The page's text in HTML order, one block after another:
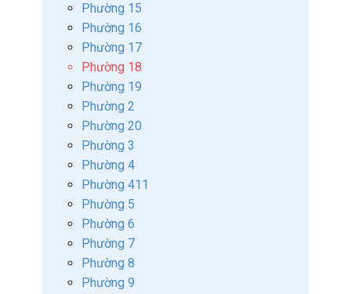
Phường 15
Phường 16
Phường 17
Phường 18
Phường 19
Phường 2
Phường 20
Phường 3
Phường 4
Phường 411
Phường 5
Phường 6
Phường 7
Phường 8
Phường 9